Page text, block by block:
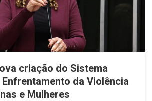
criação do Sistema
da Violência
e Mulheres